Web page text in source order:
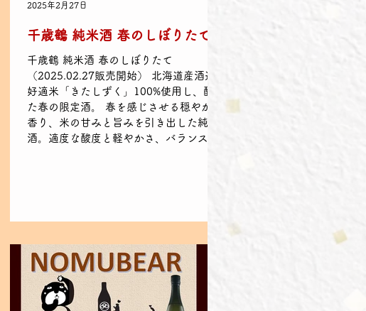
千歳鶴 純米酒 春のしぼりたて
千歳鶴 純米酒 春のしぼりたて
（2025.02.27販売開始） 北海道産酒造
好適米「きたしずく」100%使用し、醸し
た春の限定酒。 春を感じさせる穏やかな
香り、米の甘みと旨みを引き出した純米
酒。適度な酸度と軽やかさ、バランスの
2025年2月27日